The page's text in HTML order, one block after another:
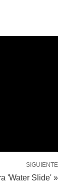
SIGUIENTE
'Water Slide' »